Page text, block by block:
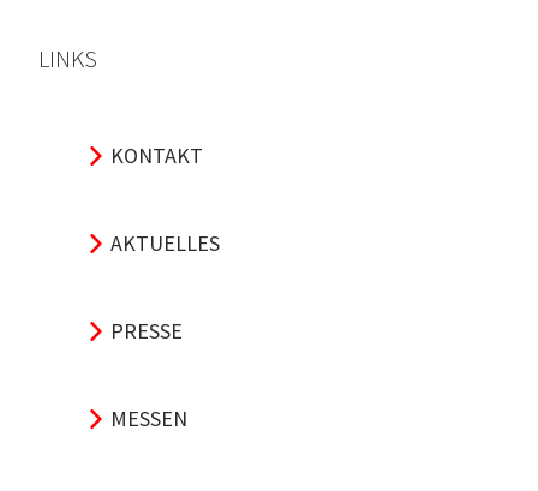
LINKS
KONTAKT
AKTUELLES
PRESSE
MESSEN